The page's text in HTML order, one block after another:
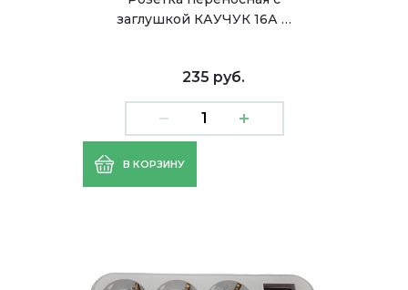
заглушкой КАУЧУК 16А …
235 руб.
В КОРЗИНУ